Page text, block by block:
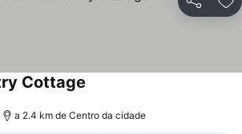
Partilhar
Cottage
a 2.4 km de Centro da cidade